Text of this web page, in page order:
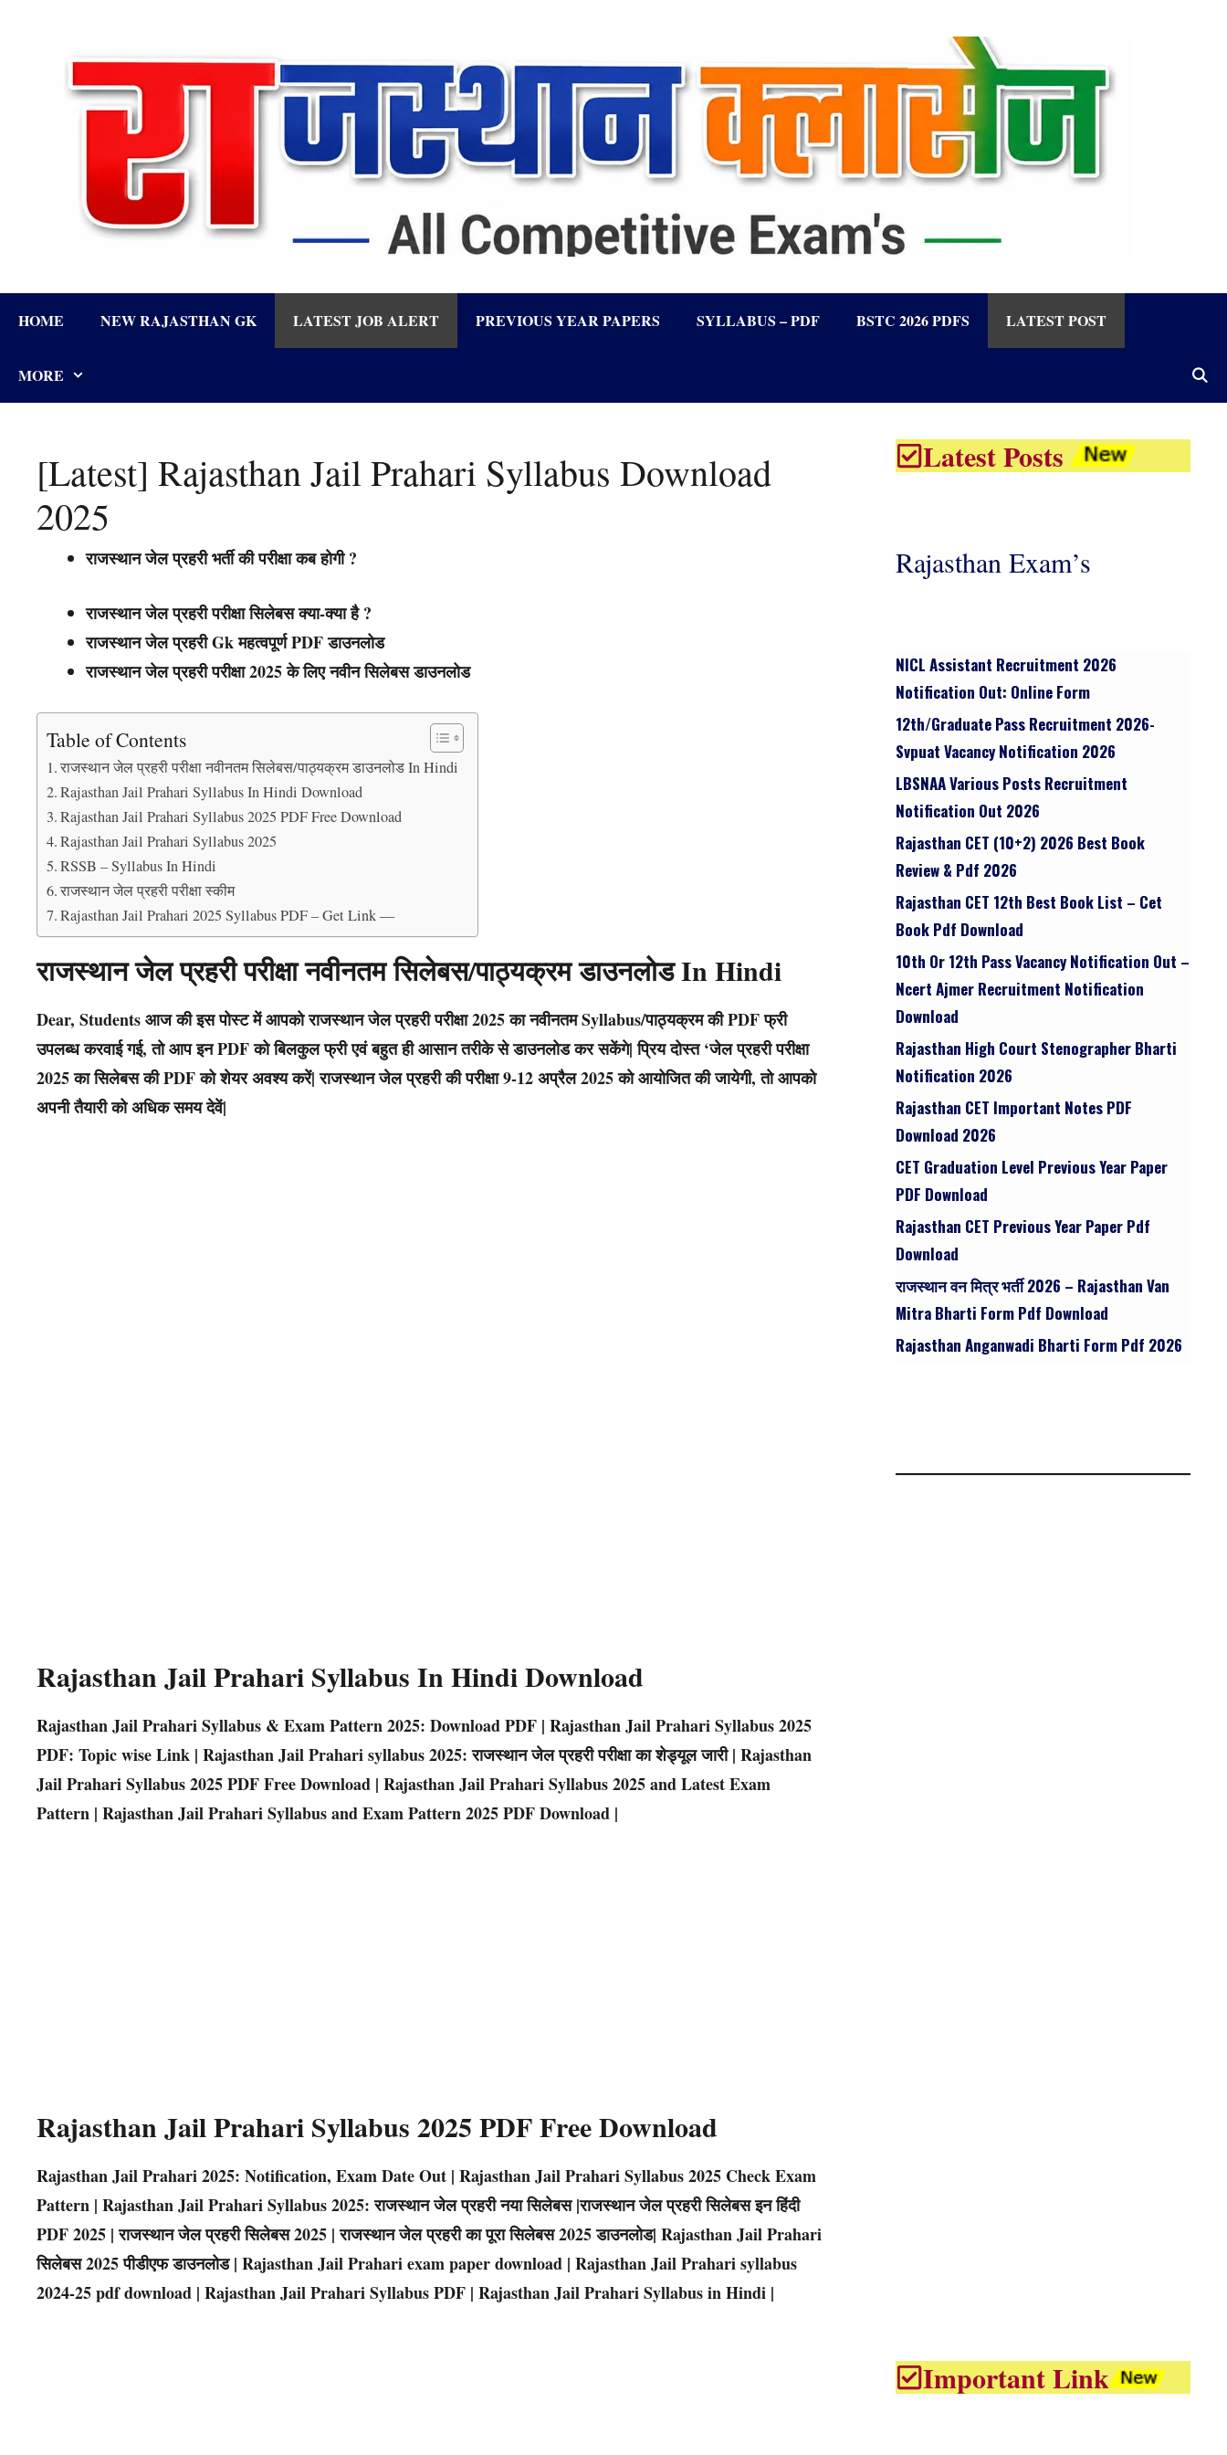
HOME NEW RAJASTHAN GK LATEST JOB ALERT PREVIOUS YEAR PAPERS SYLLABUS – PDF BSTC 2026 PDFS LATEST POST
MORE
[Latest] Rajasthan Jail Prahari Syllabus Download
2025
राजस्थान जेल प्रहरी भर्ती की परीक्षा कब होगी ?
राजस्थान जेल प्रहरी परीक्षा सिलेबस क्या-क्या है ?
राजस्थान जेल प्रहरी Gk महत्वपूर्ण PDF डाउनलोड
राजस्थान जेल प्रहरी परीक्षा 2025 के लिए नवीन सिलेबस डाउनलोड
Table of Contents
राजस्थान जेल प्रहरी परीक्षा नवीनतम सिलेबस/पाठ्यक्रम डाउनलोड In Hindi
Rajasthan Jail Prahari Syllabus In Hindi Download
Rajasthan Jail Prahari Syllabus 2025 PDF Free Download
Rajasthan Jail Prahari Syllabus 2025
RSSB – Syllabus In Hindi
राजस्थान जेल प्रहरी परीक्षा स्कीम
Rajasthan Jail Prahari 2025 Syllabus PDF – Get Link —
राजस्थान जेल प्रहरी परीक्षा नवीनतम सिलेबस/पाठ्यक्रम डाउनलोड In Hindi
Dear, Students आज की इस पोस्ट में आपकोराजस्थान जेल प्रहरीपरीक्षा 2025 का नवीनतम Syllabus/पाठ्यक्रम की PDF फ्री
उपलब्ध करवाई गई, तो आप इन PDF को बिलकुल फ्री एवं बहुत ही आसान तरीके से डाउनलोड कर सकेंगे| प्रिय दोस्त‘जेल प्रहरी परीक्षा
2025 का सिलेबस की PDF को शेयर अवश्य करें|राजस्थान जेल प्रहरीकी परीक्षा 9-12 अप्रैल 2025 को आयोजित की जायेगी, तो आपको
अपनी तैयारी को अधिक समय देवें|
Rajasthan Jail Prahari Syllabus In Hindi Download
Rajasthan Jail Prahari Syllabus & Exam Pattern 2025: Download PDF | Rajasthan Jail Prahari Syllabus 2025
PDF: Topic wise Link | Rajasthan Jail Prahari syllabus 2025: राजस्थान जेल प्रहरी परीक्षा का शेड्यूल जारी | Rajasthan
Jail Prahari Syllabus 2025 PDF Free Download | Rajasthan Jail Prahari Syllabus 2025 and Latest Exam
Pattern | Rajasthan Jail Prahari Syllabus and Exam Pattern 2025 PDF Download |
Rajasthan Jail Prahari Syllabus 2025 PDF Free Download
Rajasthan Jail Prahari 2025: Notification, Exam Date Out | Rajasthan Jail Prahari Syllabus 2025 Check Exam
Pattern | Rajasthan Jail Prahari Syllabus 2025: राजस्थान जेल प्रहरी नया सिलेबस |राजस्थान जेल प्रहरी सिलेबस इन हिंदी
PDF 2025 | राजस्थान जेल प्रहरी सिलेबस 2025 | राजस्थान जेल प्रहरी का पूरा सिलेबस 2025 डाउनलोड| Rajasthan Jail Prahari
सिलेबस 2025 पीडीएफ डाउनलोड | Rajasthan Jail Prahari exam paper download | Rajasthan Jail Prahari syllabus
2024-25 pdf download | Rajasthan Jail Prahari Syllabus PDF | Rajasthan Jail Prahari Syllabus in Hindi |
Latest Posts
Rajasthan Exam’s
NICL Assistant Recruitment 2026
Notification Out: Online Form
12th/graduate Pass Recruitment 2026-
Svpuat Vacancy Notification 2026
LBSNAA Various Posts Recruitment
Notification Out 2026
Rajasthan CET (10+2) 2026 Best Book
Review & Pdf 2026
Rajasthan CET 12th Best Book List – Cet
Book Pdf Download
10th Or 12th Pass Vacancy Notification Out –
Ncert Ajmer Recruitment Notification
Download
Rajasthan High Court Stenographer Bharti
Notification 2026
Rajasthan CET Important Notes PDF
Download 2026
CET Graduation Level Previous Year Paper
PDF Download
Rajasthan CET Previous Year Paper Pdf
Download
राजस्थान वन मित्र भर्ती 2026 – Rajasthan Van
Mitra Bharti Form Pdf Download
Rajasthan Anganwadi Bharti Form Pdf 2026
Important Link